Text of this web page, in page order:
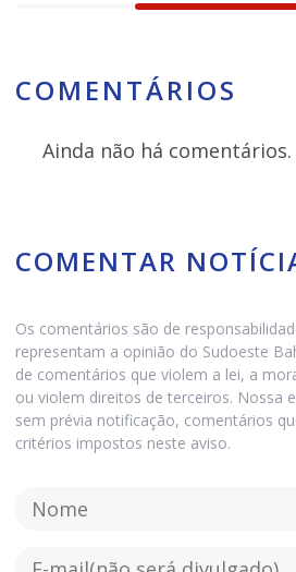
COMENTÁRIOS
Ainda não há
COMENTAR
Os comentários são de
representam a opinião do Sudoeste
de comentários que violem a lei, a
ou violem direitos de terceiros. Nossa
sem prévia notificação, comentários
critérios impostos neste aviso.